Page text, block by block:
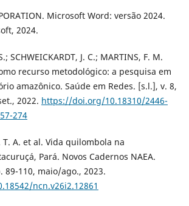
Microsoft Word: versão 2024.
2024.
SCHWEICKARDT, J. C.; MARTINS, F. M.
recurso metodológico: a pesquisa em
amazônico. Saúde em Redes. [s.l.], v. 8,
2022. https://doi.org/10.18310/2446-
274
T. A. et al. Vida quilombola na
Pará. Novos Cadernos NAEA.
89-110, maio/ago., 2023.
ncn.v26i2.12861